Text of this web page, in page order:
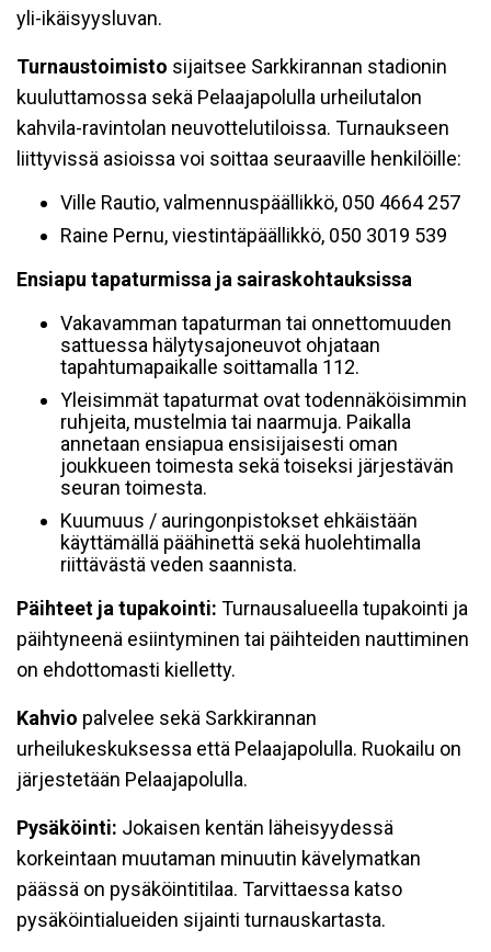
yli-ikäisyysluvan.
Turnaustoimisto sijaitsee Sarkkirannan stadionin
kuuluttamossa sekä Pelaajapolulla urheilutalon
kahvila-ravintolan neuvottelutiloissa. Turnaukseen
liittyvissä asioissa voi soittaa seuraaville henkilöille:
Ville Rautio, valmennuspäällikkö, 050 4664 257
Raine Pernu, viestintäpäällikkö, 050 3019 539
Ensiapu tapaturmissa ja sairaskohtauksissa
Vakavamman tapaturman tai onnettomuuden
sattuessa hälytysajoneuvot ohjataan
tapahtumapaikalle soittamalla 112.
Yleisimmät tapaturmat ovat todennäköisimmin
ruhjeita, mustelmia tai naarmuja. Paikalla
annetaan ensiapua ensisijaisesti oman
joukkueen toimesta sekä toiseksi järjestävän
seuran toimesta.
Kuumuus / auringonpistokset ehkäistään
käyttämällä päähinettä sekä huolehtimalla
riittävästä veden saannista.
Päihteet ja tupakointi: Turnausalueella tupakointi ja
päihtyneenä esiintyminen tai päihteiden nauttiminen
on ehdottomasti kielletty.
Kahvio palvelee sekä Sarkkirannan
urheilukeskuksessa että Pelaajapolulla. Ruokailu on
järjestetään Pelaajapolulla.
Pysäköinti: Jokaisen kentän läheisyydessä
korkeintaan muutaman minuutin kävelymatkan
päässä on pysäköintitilaa. Tarvittaessa katso
pysäköintialueiden sijainti turnauskartasta.